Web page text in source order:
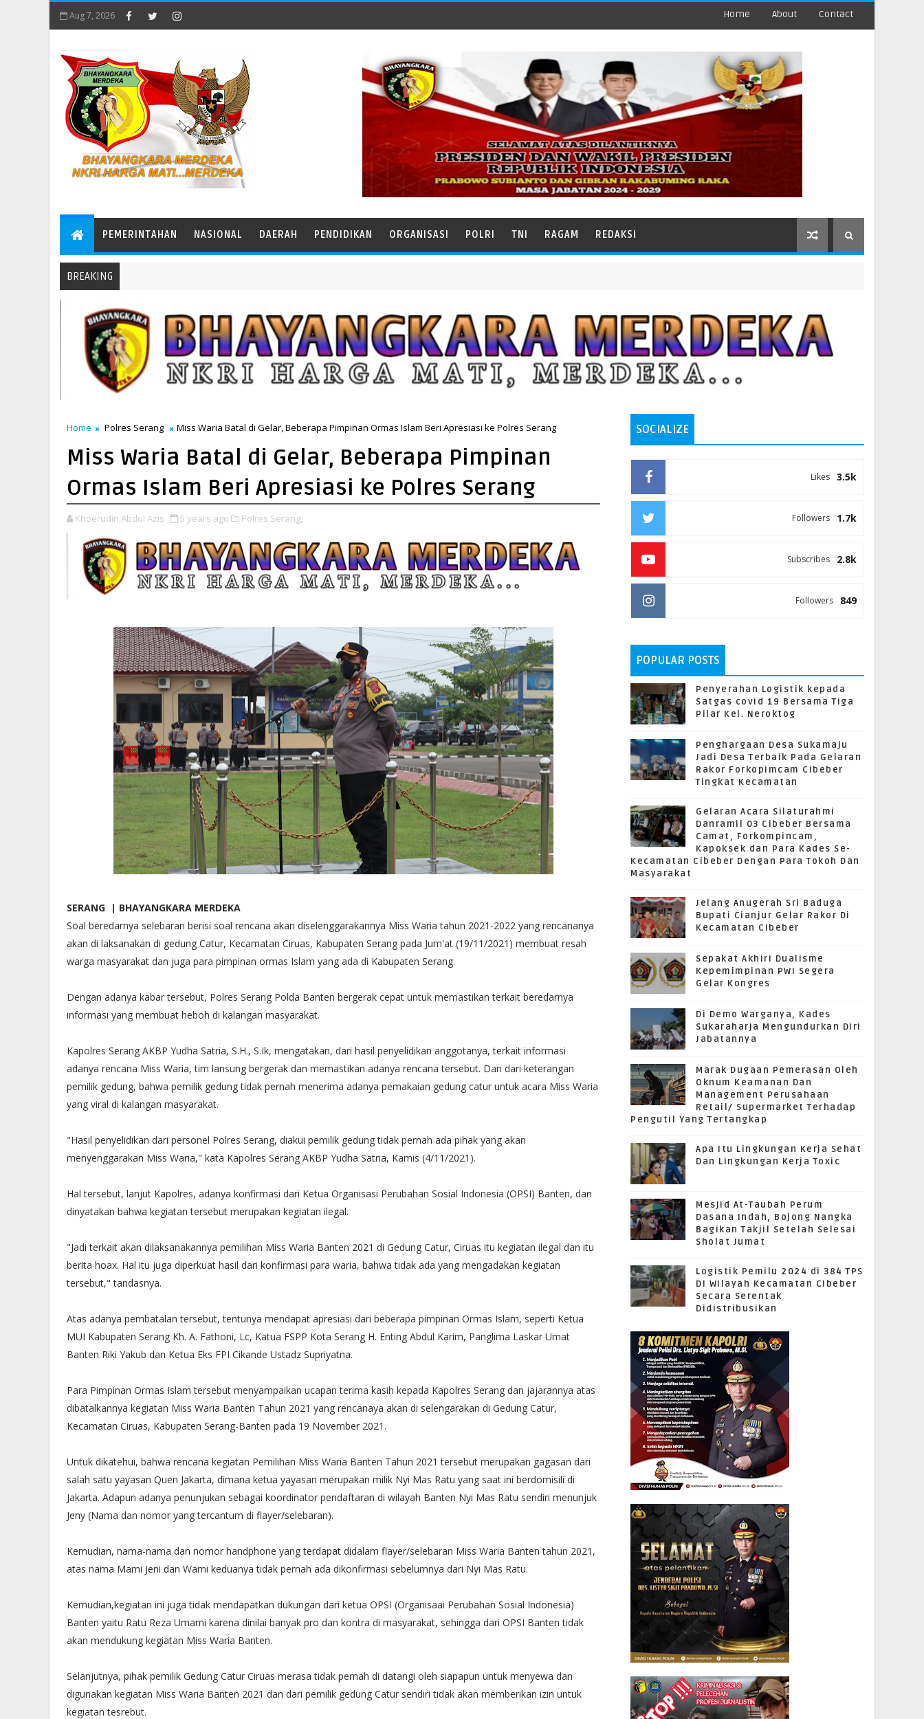
Aug 7, 2026 Home About Contact
PEMERINTAHAN NASIONAL DAERAH PENDIDIKAN ORGANISASI POLRI TNI RAGAM REDAKSI
BREAKING
Home Polres Serang Miss Waria Batal di Gelar, Beberapa Pimpinan Ormas Islam Beri Apresiasi ke Polres Serang
Miss Waria Batal di Gelar, Beberapa Pimpinan
Ormas Islam Beri Apresiasi ke Polres Serang
Khoerudin Abdul Azis 5 years ago Polres Serang,
SERANG | BHAYANGKARA MERDEKA
Soal beredarnya selebaran berisi soal rencana akan diselenggarakannya Miss Waria tahun 2021-2022 yang rencananya
akan di laksanakan di gedung Catur, Kecamatan Ciruas, Kabupaten Serang pada Jum'at (19/11/2021) membuat resah
warga masyarakat dan juga para pimpinan ormas Islam yang ada di Kabupaten Serang.
Dengan adanya kabar tersebut, Polres Serang Polda Banten bergerak cepat untuk memastikan terkait beredarnya
informasi yang membuat heboh di kalangan masyarakat.
Kapolres Serang AKBP Yudha Satria, S.H., S.Ik, mengatakan, dari hasil penyelidikan anggotanya, terkait informasi
adanya rencana Miss Waria, tim lansung bergerak dan memastikan adanya rencana tersebut. Dan dari keterangan
pemilik gedung, bahwa pemilik gedung tidak pernah menerima adanya pemakaian gedung catur untuk acara Miss Waria
yang viral di kalangan masyarakat.
"Hasil penyelidikan dari personel Polres Serang, diakui pemilik gedung tidak pernah ada pihak yang akan
menyenggarakan Miss Waria," kata Kapolres Serang AKBP Yudha Satria, Kamis (4/11/2021).
Hal tersebut, lanjut Kapolres, adanya konfirmasi dari Ketua Organisasi Perubahan Sosial Indonesia (OPSI) Banten, dan
dinyatakan bahwa kegiatan tersebut merupakan kegiatan ilegal.
"Jadi terkait akan dilaksanakannya pemilihan Miss Waria Banten 2021 di Gedung Catur, Ciruas itu kegiatan ilegal dan itu
berita hoax. Hal itu juga diperkuat hasil dari konfirmasi para waria, bahwa tidak ada yang mengadakan kegiatan
tersebut," tandasnya.
Atas adanya pembatalan tersebut, tentunya mendapat apresiasi dari beberapa pimpinan Ormas Islam, seperti Ketua
MUI Kabupaten Serang Kh. A. Fathoni, Lc, Katua FSPP Kota Serang H. Enting Abdul Karim, Panglima Laskar Umat
Banten Riki Yakub dan Ketua Eks FPI Cikande Ustadz Supriyatna.
Para Pimpinan Ormas Islam tersebut menyampaikan ucapan terima kasih kepada Kapolres Serang dan jajarannya atas
dibatalkannya kegiatan Miss Waria Banten Tahun 2021 yang rencanaya akan di selengarakan di Gedung Catur,
Kecamatan Ciruas, Kabupaten Serang-Banten pada 19 November 2021.
Untuk dikatehui, bahwa rencana kegiatan Pemilihan Miss Waria Banten Tahun 2021 tersebut merupakan gagasan dari
salah satu yayasan Quen Jakarta, dimana ketua yayasan merupakan milik Nyi Mas Ratu yang saat ini berdomisili di
Jakarta. Adapun adanya penunjukan sebagai koordinator pendaftaran di wilayah Banten Nyi Mas Ratu sendiri menunjuk
Jeny (Nama dan nomor yang tercantum di flayer/selebaran).
Kemudian, nama-nama dan nomor handphone yang terdapat didalam flayer/selebaran Miss Waria Banten tahun 2021,
atas nama Mami Jeni dan Warni keduanya tidak pernah ada dikonfirmasi sebelumnya dari Nyi Mas Ratu.
Kemudian,kegiatan ini juga tidak mendapatkan dukungan dari ketua OPSI (Organisaai Perubahan Sosial Indonesia)
Banten yaitu Ratu Reza Umami karena dinilai banyak pro dan kontra di masyarakat, sehingga dari OPSI Banten tidak
akan mendukung kegiatan Miss Waria Banten.
Selanjutnya, pihak pemilik Gedung Catur Ciruas merasa tidak pernah di datangi oleh siapapun untuk menyewa dan
digunakan kegiatan Miss Waria Banten 2021 dan dari pemilik gedung Catur sendiri tidak akan memberikan izin untuk
kegiatan tesrebut.
SOCIALIZE
3.5k
Likes
1.7k
Followers
2.8k
Subscribes
849
Followers
POPULAR POSTS
Penyerahan Logistik kepada
Satgas covid 19 Bersama Tiga
Pilar Kel. Neroktog
Penghargaan Desa Sukamaju
Jadi Desa Terbaik Pada Gelaran
Rakor Forkopimcam Cibeber
Tingkat Kecamatan
Gelaran Acara Silaturahmi
Danramil 03 Cibeber Bersama
Camat, Forkompincam,
Kapoksek dan Para Kades Se-
Kecamatan Cibeber Dengan Para Tokoh Dan
Masyarakat
Jelang Anugerah Sri Baduga
Bupati Cianjur Gelar Rakor Di
Kecamatan Cibeber
Sepakat Akhiri Dualisme
Kepemimpinan PWI Segera
Gelar Kongres
Di Demo Warganya, Kades
Sukaraharja Mengundurkan Diri
Jabatannya
Marak Dugaan Pemerasan Oleh
Oknum Keamanan Dan
Management Perusahaan
Retail/ Supermarket Terhadap
Pengutil Yang Tertangkap
Apa Itu Lingkungan Kerja Sehat
Dan Lingkungan Kerja Toxic
Mesjid At-Taubah Perum
Dasana Indah, Bojong Nangka
Bagikan Takjil Setelah Selesai
Sholat Jumat
Logistik Pemilu 2024 di 384 TPS
Di Wilayah Kecamatan Cibeber
Secara Serentak
Didistribusikan